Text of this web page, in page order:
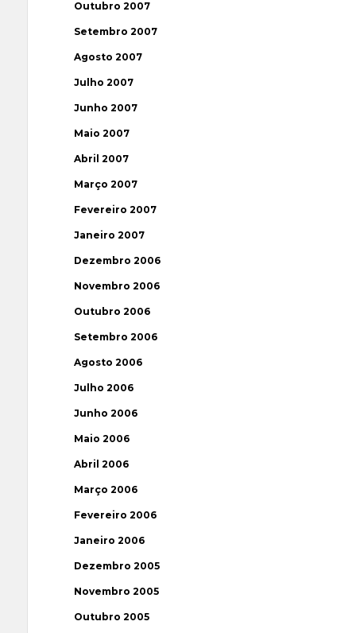
Outubro 2007
Setembro 2007
Agosto 2007
Julho 2007
Junho 2007
Maio 2007
Abril 2007
Março 2007
Fevereiro 2007
Janeiro 2007
Dezembro 2006
Novembro 2006
Outubro 2006
Setembro 2006
Agosto 2006
Julho 2006
Junho 2006
Maio 2006
Abril 2006
Março 2006
Fevereiro 2006
Janeiro 2006
Dezembro 2005
Novembro 2005
Outubro 2005